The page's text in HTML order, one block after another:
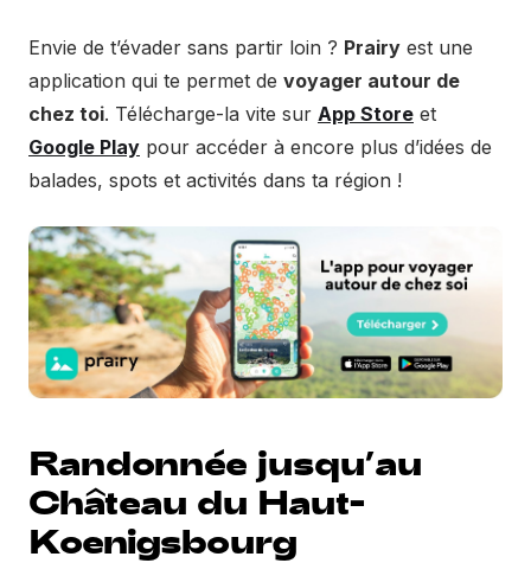
Envie de t’évader sans partir loin ? Prairy est une
application qui te permet de voyager autour de
chez toi. Télécharge-la vite sur App Store et
Google Play pour accéder à encore plus d’idées de
balades, spots et activités dans ta région !
Randonnée jusqu’au
Château du Haut-
Koenigsbourg